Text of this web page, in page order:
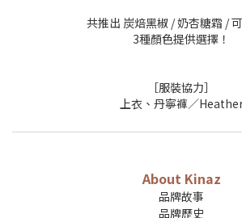
共推出 炭焙黑椒 / 奶杏糖霜 /
3種顏色提供選擇！
［服裝協力］
上衣、丹寧褲／
About Kinaz
品牌故事
品牌歷史